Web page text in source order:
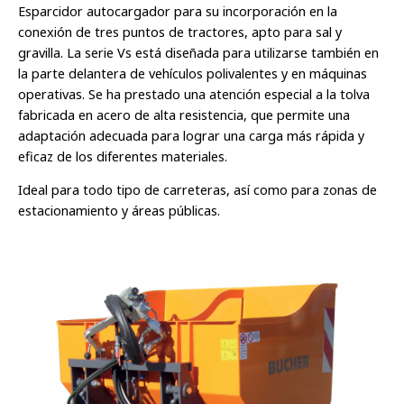
Esparcidor autocargador para su incorporación en la
conexión de tres puntos de tractores, apto para sal y
gravilla. La serie Vs está diseñada para utilizarse también en
la parte delantera de vehículos polivalentes y en máquinas
operativas. Se ha prestado una atención especial a la tolva
fabricada en acero de alta resistencia, que permite una
adaptación adecuada para lograr una carga más rápida y
eficaz de los diferentes materiales.
Ideal para todo tipo de carreteras, así como para zonas de
estacionamiento y áreas públicas.